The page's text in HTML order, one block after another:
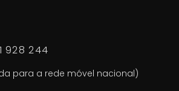
928 244
para a rede móvel nacional)